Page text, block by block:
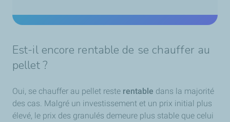
Est-il encore rentable de se chauffer au
pellet ?
Oui, se chauffer au pellet reste rentable dans la majorité
des cas. Malgré un investissement et un prix initial plus
élevé, le prix des granulés demeure plus stable que celui